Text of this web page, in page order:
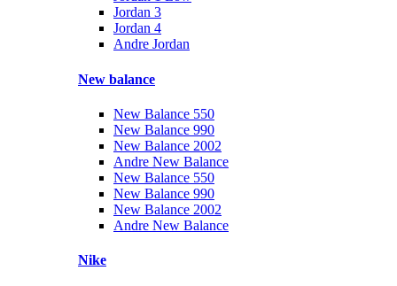
Jordan 3
Jordan 4
Andre Jordan
New balance
New Balance 550
New Balance 990
New Balance 2002
Andre New Balance
New Balance 550
New Balance 990
New Balance 2002
Andre New Balance
Nike